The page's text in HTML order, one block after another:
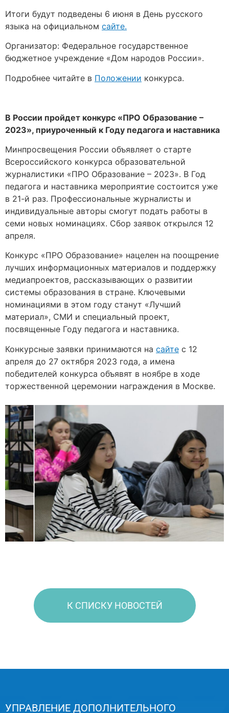
Итоги будут подведены 6 июня в День русского
языка на официальном сайте.
Организатор: Федеральное государственное
бюджетное учреждение «Дом народов России».
Подробнее читайте в Положении конкурса.
В России пройдет конкурс «ПРО Образование –
2023», приуроченный к Году педагога и наставника
Минпросвещения России объявляет о старте
Всероссийского конкурса образовательной
журналистики «ПРО Образование – 2023». В Год
педагога и наставника мероприятие состоится уже
в 21-й раз. Профессиональные журналисты и
индивидуальные авторы смогут подать работы в
семи новых номинациях. Сбор заявок открылся 12
апреля.
Конкурс «ПРО Образование» нацелен на поощрение
лучших информационных материалов и поддержку
медиапроектов, рассказывающих о развитии
системы образования в стране. Ключевыми
номинациями в этом году станут «Лучший
материал», СМИ и специальный проект,
посвященные Году педагога и наставника.
Конкурсные заявки принимаются на сайте с 12
апреля до 27 октября 2023 года, а имена
победителей конкурса объявят в ноябре в ходе
торжественной церемонии награждения в Москве.
К СПИСКУ НОВОСТЕЙ
УПРАВЛЕНИЕ ДОПОЛНИТЕЛЬНОГО